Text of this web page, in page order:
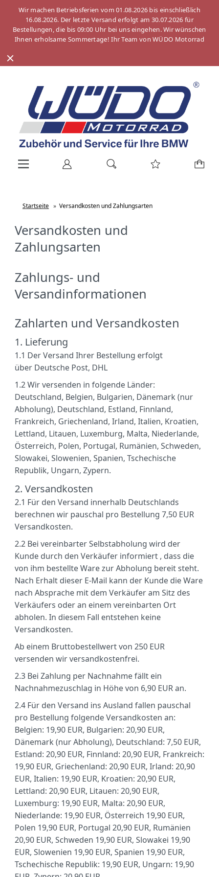
Wir machen Betriebsferien vom 01.08.2026 bis einschließlich
16.08.2026. Der letzte Versand erfolgt am 30.07.2026 für
Bestellungen, die bis 09:00 Uhr bei uns eingehen. Wir wünschen
Ihnen erholsame Sommertage! Ihr Team von WÜDO Motorrad
Startseite » Versandkosten und Zahlungsarten
Versandkosten und
Zahlungsarten
Zahlungs- und
Versandinformationen
Zahlarten und Versandkosten
1. Lieferung
1.1 Der Versand Ihrer Bestellung erfolgt
über Deutsche Post, DHL
1.2Wir versenden in folgende Länder:
Deutschland, Belgien, Bulgarien, Dänemark (nur
Abholung), Deutschland, Estland, Finnland,
Frankreich, Griechenland, Irland, Italien, Kroatien,
Lettland, Litauen, Luxemburg, Malta, Niederlande,
Österreich, Polen, Portugal, Rumänien, Schweden,
Slowakei, Slowenien, Spanien, Tschechische
Republik, Ungarn, Zypern.
2. Versandkosten
2.1 Für den Versand innerhalb Deutschlands
berechnen wir pauschal pro Bestellung 7,50 EUR
Versandkosten.
2.2 Bei vereinbarter Selbstabholung wird der
Kunde durch den Verkäufer informiert , dass die
von ihm bestellte Ware zur Abholung bereit steht.
Nach Erhalt dieser E-Mail kann der Kunde die Ware
nach Absprache mit dem Verkäufer am Sitz des
Verkäufers oder an einem vereinbarten Ort
abholen. In diesem Fall entstehen keine
Versandkosten.
Ab einem Bruttobestellwert von 250 EUR
versenden wir versandkostenfrei.
2.3 Bei Zahlung per Nachnahme fällt ein
Nachnahmezuschlag in Höhe von 6,90 EUR an.
2.4 Für den Versand ins Ausland fallen pauschal
pro Bestellung folgende Versandkosten an:
Belgien: 19,90 EUR, Bulgarien: 20,90 EUR,
Dänemark (nur Abholung), Deutschland: 7,50 EUR,
Estland: 20,90 EUR, Finnland: 20,90 EUR, Frankreich:
19,90 EUR, Griechenland: 20,90 EUR, Irland: 20,90
EUR, Italien: 19,90 EUR, Kroatien: 20,90 EUR,
Lettland: 20,90 EUR, Litauen: 20,90 EUR,
Luxemburg: 19,90 EUR, Malta: 20,90 EUR,
Niederlande: 19,90 EUR, Österreich 19,90 EUR,
Polen 19,90 EUR, Portugal 20,90 EUR, Rumänien
20,90 EUR, Schweden 19,90 EUR, Slowakei 19,90
EUR, Slowenien 19,90 EUR, Spanien 19,90 EUR,
Tschechische Republik: 19,90 EUR, Ungarn: 19,90